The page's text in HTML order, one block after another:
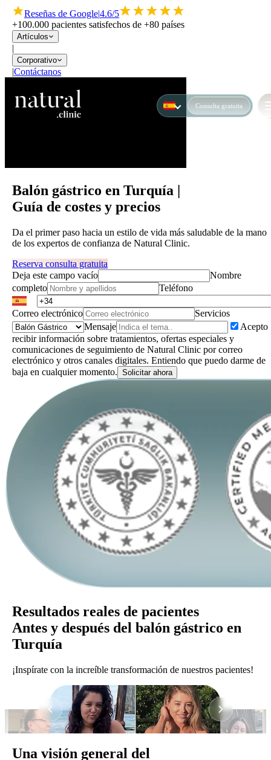
Reseñas de Google|4.6/5
+100.000 pacientes satisfechos de +80 países
Artículos
|
Corporativo
|Contáctanos
Consulta gratuita
Balón gástrico en Turquía |
Guía de costes y precios
Da el primer paso hacia un estilo de vida más saludable de la mano
de los expertos de confianza de Natural Clinic.
Reserva consulta gratuita
Deja este campo vacío
Nombre
completo
Teléfono
Correo electrónico
Servicios
Mensaje
Acepto
recibir información sobre tratamientos, ofertas especiales y
comunicaciones de seguimiento de Natural Clinic por correo
electrónico y otros canales digitales. Entiendo que puedo darme de
baja en cualquier momento. Solicitar ahora
Resultados reales de pacientes
Antes y después del balón gástrico en
Turquía
¡Inspírate con la increíble transformación de nuestros pacientes!
Una visión general del